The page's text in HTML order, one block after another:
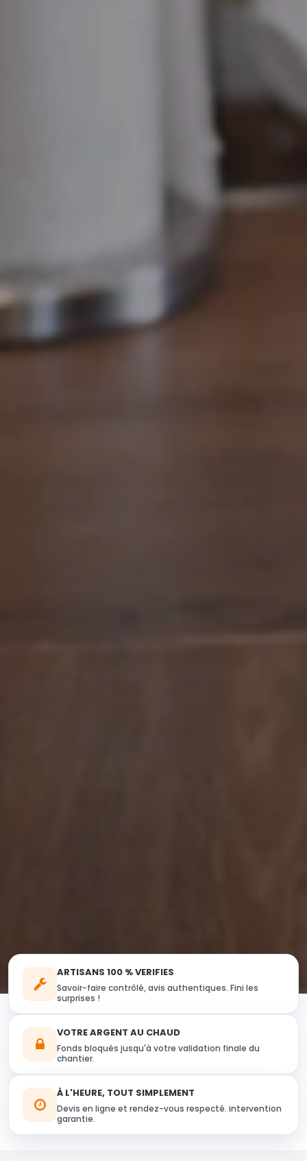
ARTISANS 100 % VERIFIES
Savoir-faire contrôlé, avis authentiques. Fini les
surprises !
VOTRE ARGENT AU CHAUD
Fonds bloqués jusqu'à votre validation finale du
chantier.
À L'HEURE, TOUT SIMPLEMENT
Devis en ligne et rendez-vous respecté. intervention
garantie.